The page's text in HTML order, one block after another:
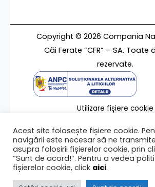
Copyright © 2026 Compania
Căi Ferate ”CFR” – SA. Toate
rezervate.
Utilizare fișiere cookie
Contact
Ultima modificare a paginii 12/
Acest site folosește fișiere cookie.
navigării este necesar să ne
asupra folosirii fișierelor cookie, prin
“Sunt de acord!”. Pentru a vedea
fișierelor cookie, click aici.